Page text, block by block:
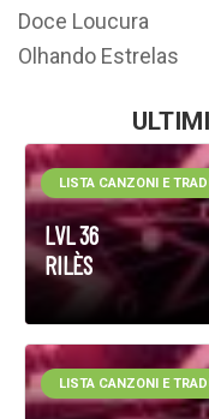
Doce Loucura
Olhando Estrelas
LVL 36
RILÈS
LISTA CANZONI E
LISTA CANZONI E